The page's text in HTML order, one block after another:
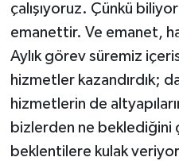
çalışıyoruz. Çünkü
emanettir. Ve emanet,
Aylık görev süremiz
hizmetler kazandırdık;
hizmetlerin de
bizlerden ne beklediğini
beklentilere kulak